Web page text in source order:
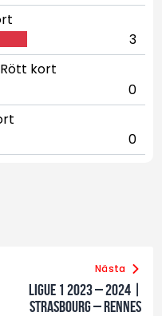
3
kort
0
0
Nästa
Ligue 1 2023 – 2024 |
Strasbourg – Rennes